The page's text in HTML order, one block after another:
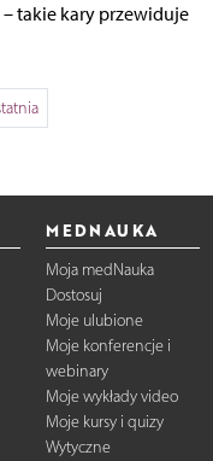
– takie kary przewiduje
MEDNAUKA
Moja medNauka
Dostosuj
Moje ulubione
Moje konferencje i
webinary
Moje wykłady video
Moje kursy i quizy
Wytyczne